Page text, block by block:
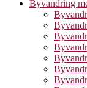
Byvandring